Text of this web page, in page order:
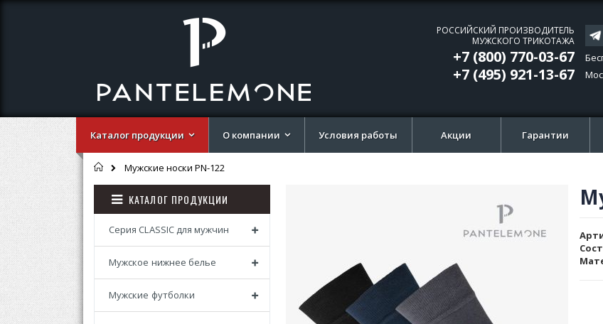
РОССИЙСКИЙ ПРОИЗВОДИТЕЛЬ
МУЖСКОГО ТРИКОТАЖА
+7 (800) 770-03-67
+7 (495) 921-13-67
Каталог продукции О компании Условия работы Акции Гарантии
Главная
Мужские носки PN-122
КАТАЛОГ ПРОДУКЦИИ
Серия CLASSIC для мужчин
Мужское нижнее белье
Мужские футболки